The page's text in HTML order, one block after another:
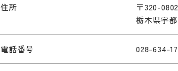
住所
〒320-0802
栃木県宇
電話番号 028-634-